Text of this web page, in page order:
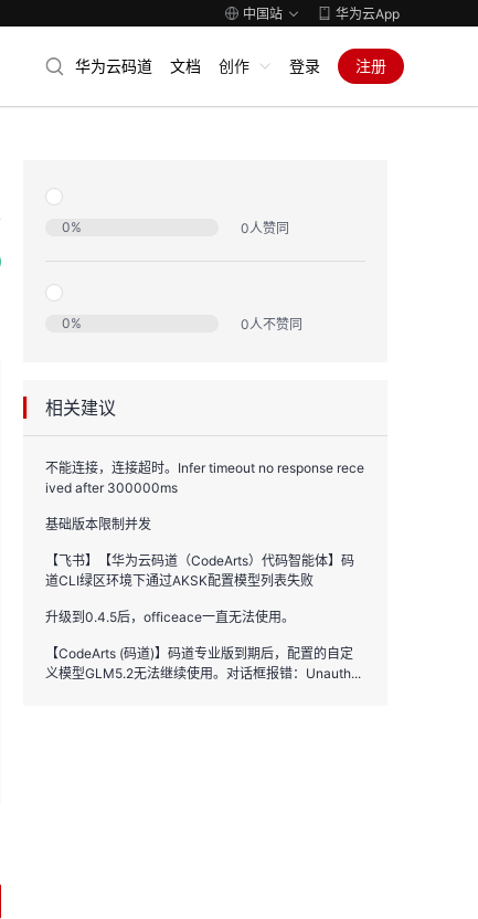
中国站 华为云App
华为云码道 文档 创作 登录 注册
0% 0人赞同
0% 0人不赞同
相关建议
不能连接，连接超时。Infer timeout no response rece
ived after 300000ms
基础版本限制并发
【飞书】【华为云码道（CodeArts）代码智能体】码
道CLI绿区环境下通过AKSK配置模型列表失败
升级到0.4.5后，officeace一直无法使用。
【CodeArts (码道)】码道专业版到期后，配置的自定
义模型GLM5.2无法继续使用。对话框报错：Unauth...